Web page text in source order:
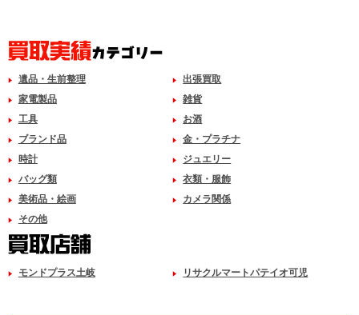
遺品・生前整理
出張買取
家電製品
雑貨
工具
お酒
ブランド品
金・プラチナ
時計
ジュエリー
バッグ類
衣類・服飾
美術品・絵画
カメラ関係
その他
モンドプラス土岐 リサクルマートパテイオ可児